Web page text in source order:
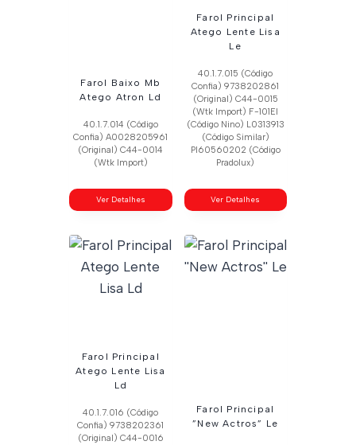
Farol Baixo Mb
Atego Atron Ld
40.1.7.014 (Código
Confia) A0028205961
(Original) C44-0014
(Wtk Import)
Ver Detalhes
Farol Principal
Atego Lente Lisa
Le
40.1.7.015 (Código
Confia) 9738202861
(Original) C44-0015
(Wtk Import) F-101El
(Código Nino) L0313913
(Código Similar)
Pl60560202 (Código
Pradolux)
Ver Detalhes
Farol Principal
Atego Lente Lisa
Ld
40.1.7.016 (Código
Confia) 9738202361
(Original) C44-0016
Farol Principal
”New Actros” Le